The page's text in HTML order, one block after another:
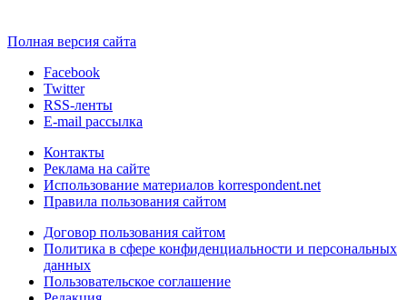
Полная версия сайта
Facebook
Twitter
RSS-ленты
E-mail рассылка
Контакты
Реклама на сайте
Использование материалов korrespondent.net
Правила пользования сайтом
Договор пользования сайтом
Политика в сфере конфиденциальности и персональных
данных
Пользовательское соглашение